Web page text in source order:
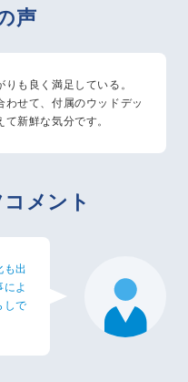
声
りも良く満足している。
わせて、付属のウッドデッ
て新鮮な気分です。
メント
も出
よ
しで